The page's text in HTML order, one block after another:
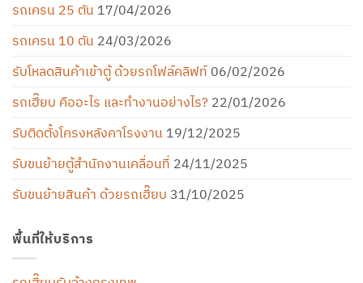
รถเครน 25 ตัน 17/04/2026
รถเครน 10 ตัน 24/03/2026
รับโหลดสินค้าเข้าตู้ ด้วยรถโฟล์คลิฟท์ 06/02/2026
รถเฮี๊ยบ คืออะไร และทำงานอย่างไร? 22/01/2026
รับติดตั้งโครงหลังคาโรงงาน 19/12/2025
รับขนย้ายตู้สำนักงานเคลื่อนที่ 24/11/2025
รับขนย้ายสินค้า ด้วยรถเฮี๊ยบ 31/10/2025
พื้นที่ให้บริการ